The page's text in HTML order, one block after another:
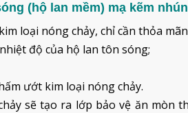
(hộ lan mềm) mạ kẽm
loại nóng chảy, chỉ cần thỏa
độ của hộ lan tôn sóng;
ướt kim loại nóng chảy.
sẽ tạo ra lớp bảo vệ ăn mòn